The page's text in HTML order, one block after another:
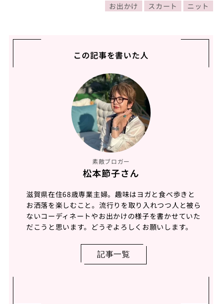
お出かけ
スカート ニット
この記事を書いた人
素敵ブロガー
松本節子さん
滋賀県在住68歳専業主婦。趣味はヨガと食べ歩きと
お洒落を楽しむこと。流行りを取り入れつつ人と被ら
ないコーディネートやお出かけの様子を書かせていた
だこうと思います。どうぞよろしくお願いします。
記事一覧